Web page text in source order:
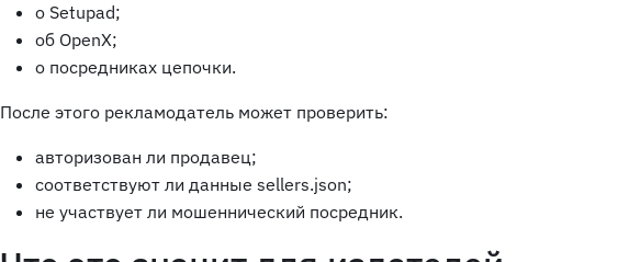
о Setupad;
об OpenX;
о посредниках цепочки.
После этого рекламодатель может проверить:
авторизован ли продавец;
соответствуют ли данные sellers.json;
не участвует ли мошеннический посредник.